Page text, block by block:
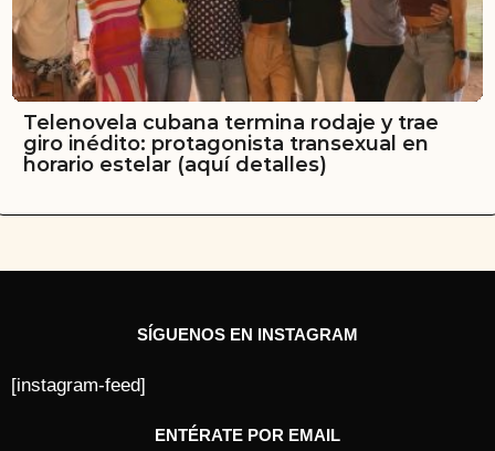
Telenovela cubana termina rodaje y trae
giro inédito: protagonista transexual en
horario estelar (aquí detalles)
SÍGUENOS EN INSTAGRAM
[instagram-feed]
ENTÉRATE POR EMAIL